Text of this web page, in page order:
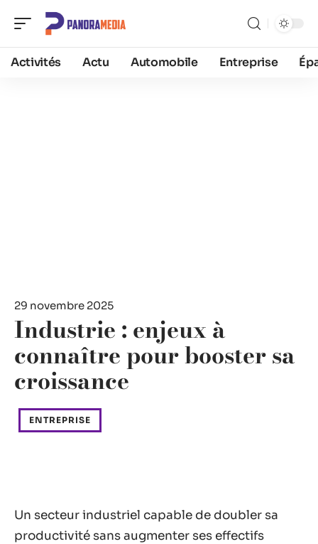
Activités Actu Automobile Entreprise
29 novembre 2025
Industrie : enjeux à
connaître pour booster sa
croissance
ENTREPRISE
Un secteur industriel capable de doubler sa
productivité sans augmenter ses effectifs